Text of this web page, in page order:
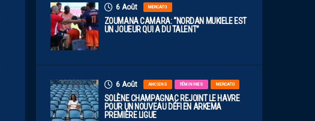
6 Août MERCATO
ZOUMANA CAMARA: “NORDAN MUKIELE EST
UN JOUEUR QUI A DU TALENT”
6 Août ANCIENS FÉMININES MERCATO
SOLÈNE CHAMPAGNAC REJOINT LE HAVRE
POUR UN NOUVEAU DÉFI EN ARKEMA
PREMIÈRE LIGUE